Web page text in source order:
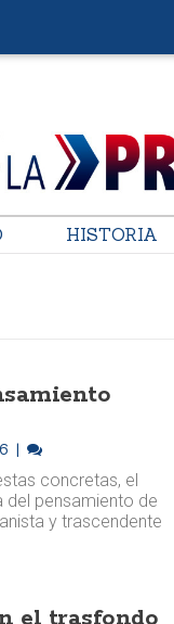
HISTORIA
concretas, el
del pensamiento de
y trascendente